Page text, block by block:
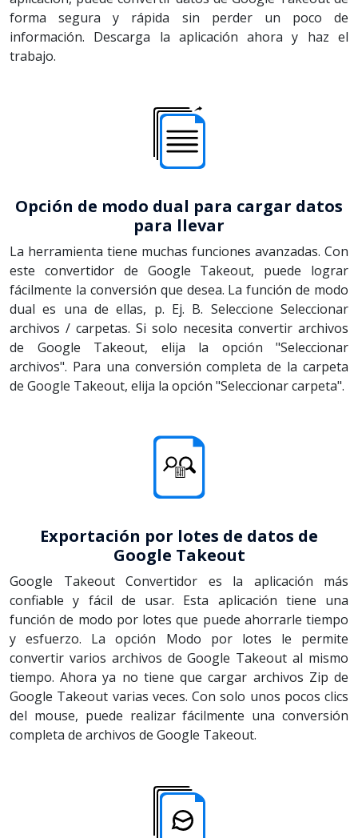
forma segura y rápida sin perder un poco de
información. Descarga la aplicación ahora y haz el
trabajo.
Opción de modo dual para cargar datos
para llevar
La herramienta tiene muchas funciones avanzadas. Con
este convertidor de Google Takeout, puede lograr
fácilmente la conversión que desea. La función de modo
dual es una de ellas, p. Ej. B. Seleccione Seleccionar
archivos / carpetas. Si solo necesita convertir archivos
de Google Takeout, elija la opción "Seleccionar
archivos". Para una conversión completa de la carpeta
de Google Takeout, elija la opción "Seleccionar carpeta".
Exportación por lotes de datos de
Google Takeout
Google Takeout Convertidor es la aplicación más
confiable y fácil de usar. Esta aplicación tiene una
función de modo por lotes que puede ahorrarle tiempo
y esfuerzo. La opción Modo por lotes le permite
convertir varios archivos de Google Takeout al mismo
tiempo. Ahora ya no tiene que cargar archivos Zip de
Google Takeout varias veces. Con solo unos pocos clics
del mouse, puede realizar fácilmente una conversión
completa de archivos de Google Takeout.